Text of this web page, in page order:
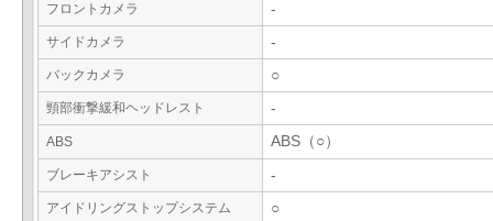
フロントカメラ -
サイドカメラ -
バックカメラ ○
頸部衝撃緩和ヘッドレスト -
ABS ABS（○）
ブレーキアシスト -
アイドリングストップシステム ○